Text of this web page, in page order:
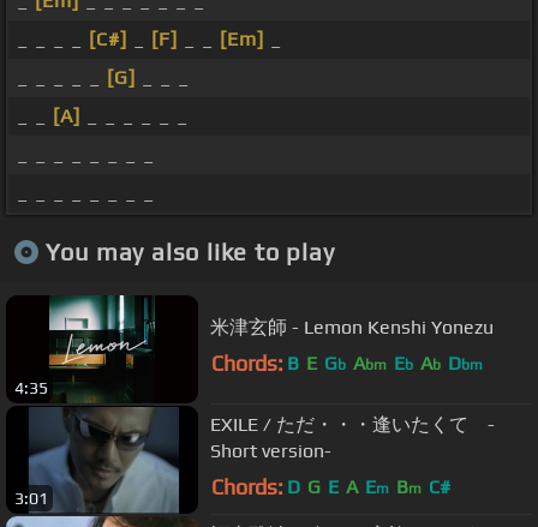
[C#] [F] [Em]
[G]
[A]
You may also like to play
4:35
米津玄師 - Lemon Kenshi Yonezu
Chords: B E Gb Abm Eb Ab Dbm
3:01
EXILE / ただ・・・逢いたくて -
Short version-
Chords: D G E A Em Bm C#